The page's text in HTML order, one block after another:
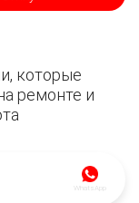
которые
ремонте и
WhatsApp